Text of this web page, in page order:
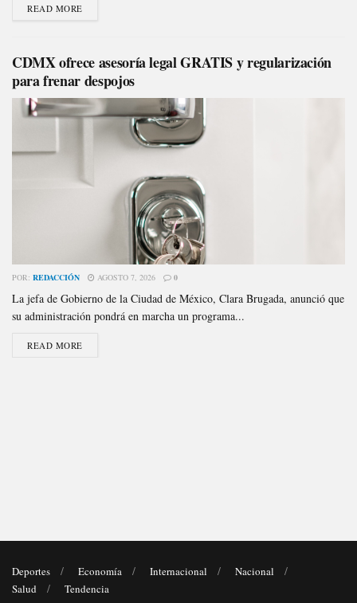
READ MORE
CDMX ofrece asesoría legal GRATIS y regularización
para frenar despojos
POR: REDACCIÓN AGOSTO 7, 2026 0
La jefa de Gobierno de la Ciudad de México, Clara Brugada, anunció que
su administración pondrá en marcha un programa...
READ MORE
Deportes Economía Internacional
Nacional
Salud
Tendencia